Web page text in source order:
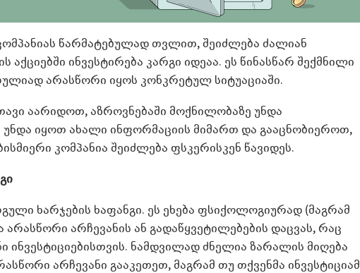
წარმატებულად თვლით, შეიძლება ძალიან
ინვესტირება კარგი იდეაა. ეს წინასწარ შექმნილი
არასწორი იყოს კონკრეტულ სიტუაციაში.
აარიდოთ, აზროვნებაში მოქნილობაზე უნდა
იყოთ ახალი ინფორმაციის მიმართ და გააცნობიეროთ,
კომპანია შეიძლება ფსკერისკენ წავიდეს.
ხარჯების ხაფანგი. ეს ეხება ფსიქოლოგიურად (მაგრამ
არჩევანის ან გადაწყვეტილებების დაცვას, რაც
ინვესტიციებისთვის. ნამდვილად ძნელია ზარალის მიღება
არჩევანი გააკეთეთ, მაგრამ თუ თქვენმა ინვესტიციამ